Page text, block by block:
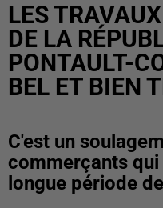
LES
DE LA
PONTAULT-
BEL ET BIEN
C'est un
commerçants
longue période